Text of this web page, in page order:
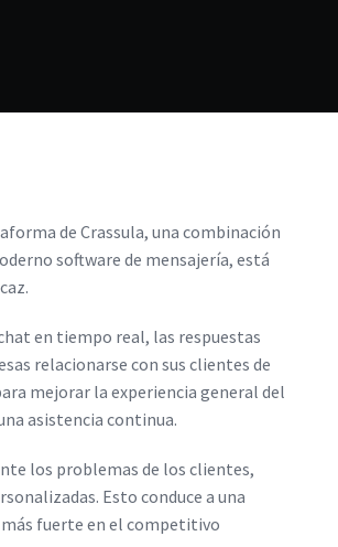
de Crassula, una combinación
software de mensajería, está
en tiempo real, las respuestas
relacionarse con sus clientes de
mejorar la experiencia general del
asistencia continua.
los problemas de los clientes,
Esto conduce a una
fuerte en el competitivo